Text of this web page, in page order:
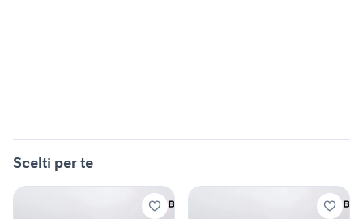
Scelti per te